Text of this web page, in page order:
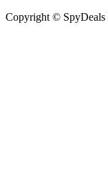
Copyright © SpyDeals